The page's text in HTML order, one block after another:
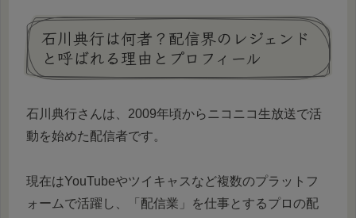
石川典行は何者？配信界のレジェンド
と呼ばれる理由とプロフィール
石川典行さんは、2009年頃からニコニコ生放送で活
動を始めた配信者です。
現在はYouTubeやツイキャスなど複数のプラットフ
ォームで活躍し、「配信業」を仕事とするプロの配